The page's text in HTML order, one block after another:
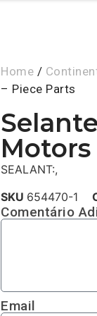
Home /
– Piece Parts
Motors
SEALANT:,
SKU 654470-1
Comentário
Email